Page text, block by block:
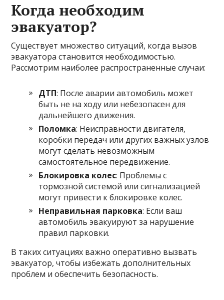
Когда необходим
эвакуатор?
Существует множество ситуаций, когда вызов
эвакуатора становится необходимостью.
Рассмотрим наиболее распространенные случаи:
ДТП: После аварии автомобиль может
быть не на ходу или небезопасен для
дальнейшего движения.
Поломка: Неисправности двигателя,
коробки передач или других важных узлов
могут сделать невозможным
самостоятельное передвижение.
Блокировка колес: Проблемы с
тормозной системой или сигнализацией
могут привести к блокировке колес.
Неправильная парковка: Если ваш
автомобиль эвакуируют за нарушение
правил парковки.
В таких ситуациях важно оперативно вызвать
эвакуатор, чтобы избежать дополнительных
проблем и обеспечить безопасность.